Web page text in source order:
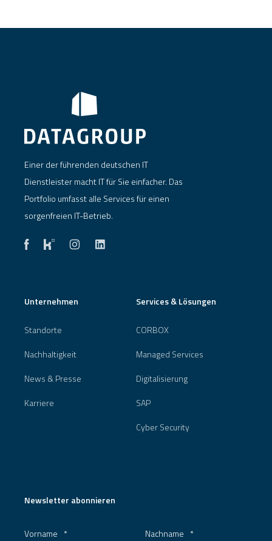
Einer der führenden deutschen IT
Dienstleister macht IT für Sie einfacher. Das
Portfolio umfasst alle Services für einen
sorgenfreien IT-Betrieb.
Unternehmen
Standorte
Nachhaltigkeit
News & Presse
Karriere
Services & Lösungen
CORBOX
Managed Services
Digitalisierung
SAP
Cyber Security
Newsletter abonnieren
Vorname * Nachname *